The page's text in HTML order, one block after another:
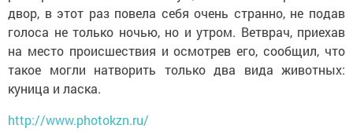
двор, в этот раз повела себя очень странно, не подав
голоса не только ночью, но и утром. Ветврач, приехав
на место происшествия и осмотрев его, сообщил, что
такое могли натворить только два вида животных:
куница и ласка.
http://www.photokzn.ru/